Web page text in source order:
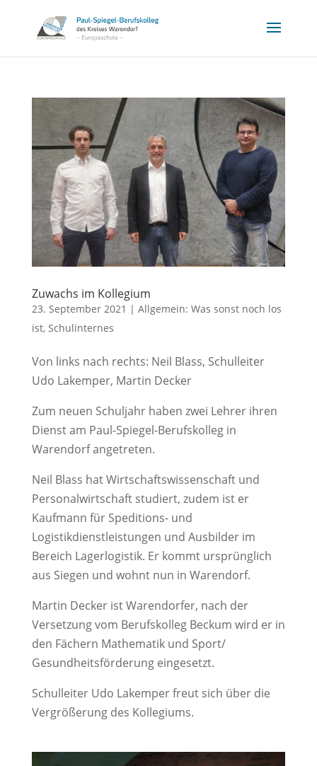
Zuwachs im Kollegium
23. September 2021 | Allgemein: Was sonst noch los
ist, Schulinternes
Von links nach rechts: Neil Blass, Schulleiter
Udo Lakemper, Martin Decker
Zum neuen Schuljahr haben zwei Lehrer ihren
Dienst am Paul-Spiegel-Berufskolleg in
Warendorf angetreten.
Neil Blass hat Wirtschaftswissenschaft und
Personalwirtschaft studiert, zudem ist er
Kaufmann für Speditions- und
Logistikdienstleistungen und Ausbilder im
Bereich Lagerlogistik. Er kommt ursprünglich
aus Siegen und wohnt nun in Warendorf.
Martin Decker ist Warendorfer, nach der
Versetzung vom Berufskolleg Beckum wird er in
den Fächern Mathematik und Sport/
Gesundheitsförderung eingesetzt.
Schulleiter Udo Lakemper freut sich über die
Vergrößerung des Kollegiums.